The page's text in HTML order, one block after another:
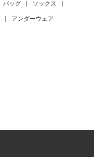
バッグ ソックス
アンダーウェア